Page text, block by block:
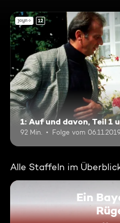
12
1: Auf und davon, Teil 1
92 Min. Folge vom
Alle Staffeln im
Ein